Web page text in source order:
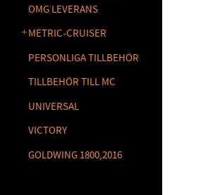
OMG LEVERANS
METRIC-CRUISER
PERSONLIGA TILLBEHÖR
TILLBEHÖR TILL MC
UNIVERSAL
VICTORY
GOLDWING 1800,2016